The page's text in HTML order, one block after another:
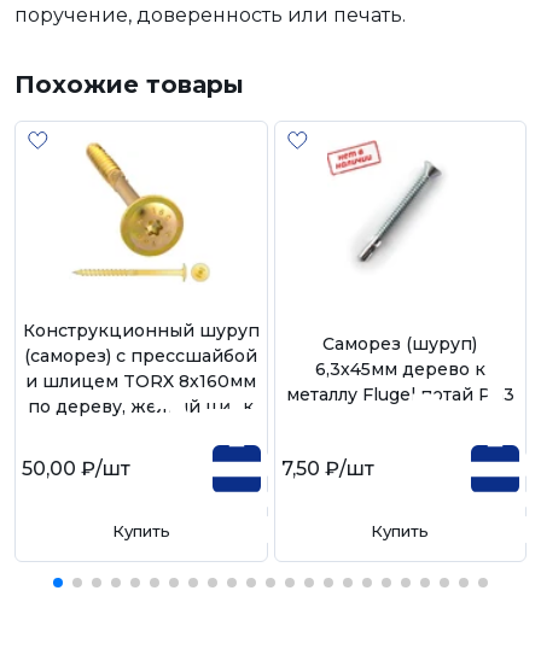
поручение, доверенность или печать.
Похожие товары
Конструкционный шуруп
(саморез) с прессшайбой
и шлицем TORX 8х160мм
по дереву, желтый цинк
50,00 ₽/шт
Купить
Саморез (шуруп)
6,3х45мм дерево к
металлу Flugel потай Ph3
7,50 ₽/шт
Купить